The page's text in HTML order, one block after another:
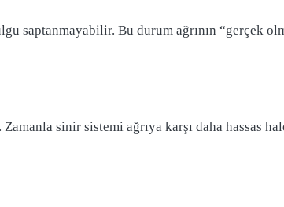
saptanmayabilir. Bu durum ağrının “gerçek
sinir sistemi ağrıya karşı daha hassas